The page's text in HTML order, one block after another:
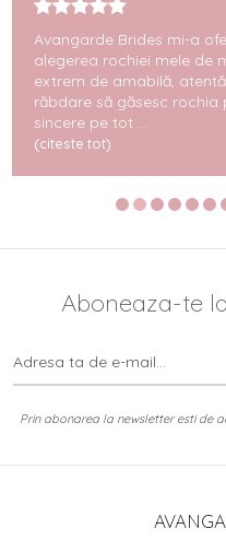
Avangarde Brides mi-a
alegerea rochiei mele de
extrem de amabilă,
răbdare să găsesc
sincere pe tot ...
(citeste tot)
Aboneaza-te la
Prin abonarea la newsletter esti de